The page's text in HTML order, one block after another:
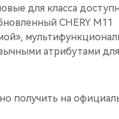
для класса
CHERY M11
атрибутами для
получить на